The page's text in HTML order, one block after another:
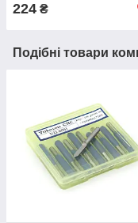
224 ₴
Подібні товари